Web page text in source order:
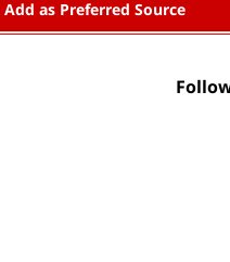
Add as Preferred Source